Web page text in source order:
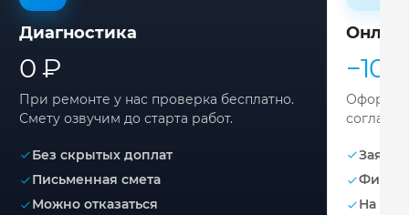
Диагностика
0 ₽
При ремонте у нас проверка бесплатно.
Смету озвучим до старта работ.
Без скрытых доплат
Письменная смета
Можно отказаться
−10%
Заявка
На